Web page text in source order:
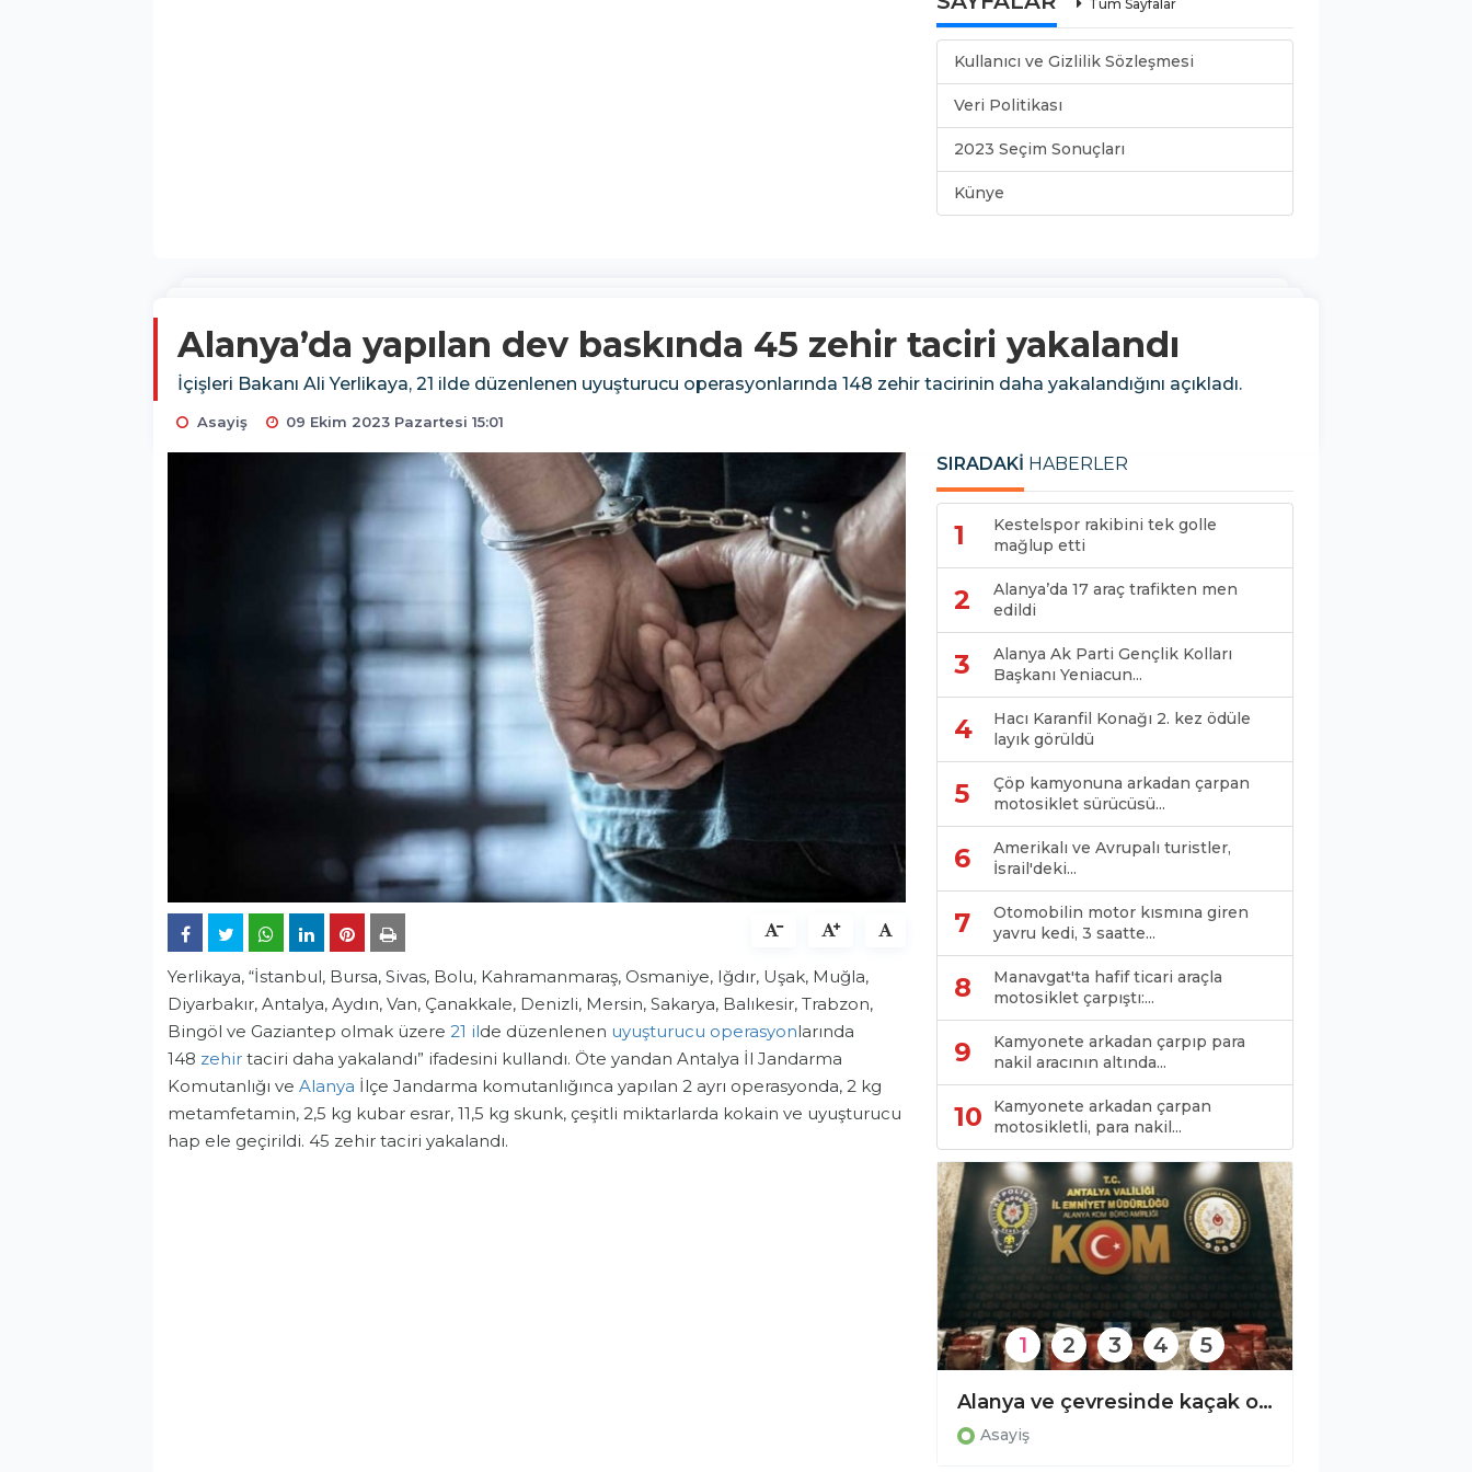
Tüm Sayfalar
Kullanıcı ve Gizlilik Sözleşmesi
Veri Politikası
2023 Seçim Sonuçları
Künye
Alanya’da yapılan dev baskında 45 zehir taciri yakalandı
İçişleri Bakanı Ali Yerlikaya, 21 ilde düzenlenen uyuşturucu operasyonlarında 148 zehir tacirinin daha yakalandığını açıkladı.
Asayiş 09 Ekim 2023 Pazartesi 15:01
Yerlikaya, “İstanbul, Bursa, Sivas, Bolu, Kahramanmaraş, Osmaniye, Iğdır, Uşak, Muğla,
Diyarbakır, Antalya, Aydın, Van, Çanakkale, Denizli, Mersin, Sakarya, Balıkesir, Trabzon,
Bingöl ve Gaziantep olmak üzere 21 ilde düzenlenen uyuşturucu operasyonlarında
148 zehir taciri daha yakalandı” ifadesini kullandı. Öte yandan Antalya İl Jandarma
Komutanlığı ve Alanya İlçe Jandarma komutanlığınca yapılan 2 ayrı operasyonda, 2 kg
metamfetamin, 2,5 kg kubar esrar, 11,5 kg skunk, çeşitli miktarlarda kokain ve uyuşturucu
hap ele geçirildi. 45 zehir taciri yakalandı.
SIRADAKİ HABERLER
1
Kestelspor rakibini tek golle
mağlup etti
2
Alanya’da 17 araç trafikten men
edildi
3
Alanya Ak Parti Gençlik Kolları
Başkanı Yeniacun...
4
Hacı Karanfil Konağı 2. kez ödüle
layık görüldü
5
Çöp kamyonuna arkadan çarpan
motosiklet sürücüsü...
6
Amerikalı ve Avrupalı turistler,
İsrail'deki...
7
Otomobilin motor kısmına giren
yavru kedi, 3 saatte...
8
Manavgat'ta hafif ticari araçla
motosiklet çarpıştı:...
9
Kamyonete arkadan çarpıp para
nakil aracının altında...
10
Kamyonete arkadan çarpan
motosikletli, para nakil...
Gazipaşa’da dereye uçan otomobilin sürücüsü yaralandı!
Asayiş
1 2 3 4 5